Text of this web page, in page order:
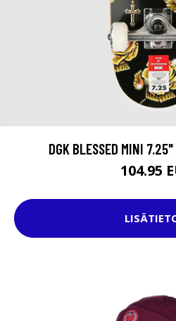
DGK BLESSED MINI 7.25"
104.95